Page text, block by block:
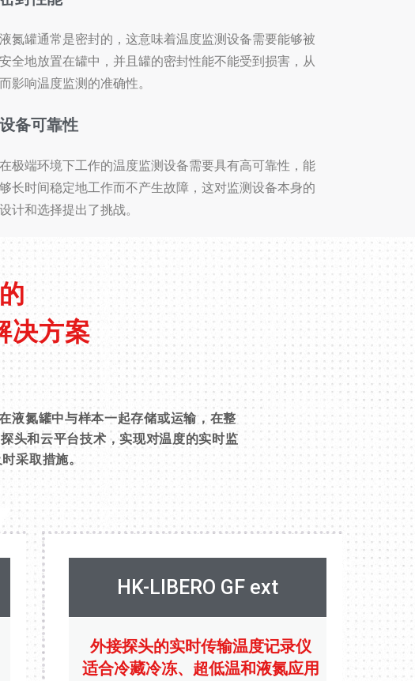
液氮罐通常是密封的，这意味着温度监测设备需要能够被
安全地放置在罐中，并且罐的密封性能不能受到损害，从
而影响温度监测的准确性。
设备可靠性
在极端环境下工作的温度监测设备需要具有高可靠性，能
够长时间稳定地工作而不产生故障，这对监测设备本身的
设计和选择提出了挑战。
决方案
液氮罐中与样本一起存储或运输，在整
头和云平台技术，实现对温度的实时监
采取措施。
HK-LIBERO GF ext
外接探头的实时传输温度记录仪
适合冷藏冷冻、超低温和液氮应用